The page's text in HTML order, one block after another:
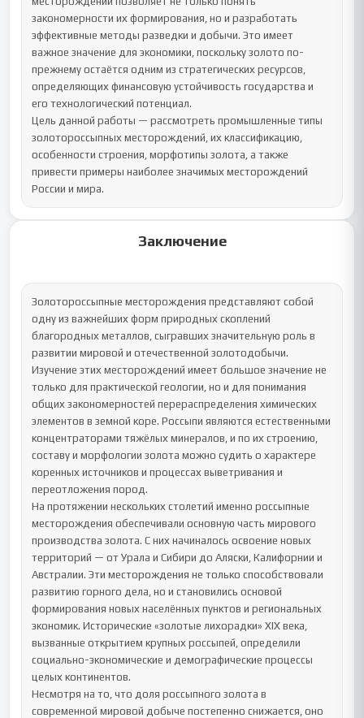
закономерности их формирования, но и разработать
эффективные методы разведки и добычи. Это имеет
важное значение для экономики, поскольку золото по-
прежнему остаётся одним из стратегических ресурсов,
определяющих финансовую устойчивость государства и
его технологический потенциал.
Цель данной работы — рассмотреть промышленные типы
золотороссыпных месторождений, их классификацию,
особенности строения, морфотипы золота, а также
привести примеры наиболее значимых месторождений
России и мира.
Заключение
Золотороссыпные месторождения представляют собой
одну из важнейших форм природных скоплений
благородных металлов, сыгравших значительную роль в
развитии мировой и отечественной золотодобычи.
Изучение этих месторождений имеет большое значение не
только для практической геологии, но и для понимания
общих закономерностей перераспределения химических
элементов в земной коре. Россыпи являются естественными
концентраторами тяжёлых минералов, и по их строению,
составу и морфологии золота можно судить о характере
коренных источников и процессах выветривания и
переотложения пород.
На протяжении нескольких столетий именно россыпные
месторождения обеспечивали основную часть мирового
производства золота. С них начиналось освоение новых
территорий — от Урала и Сибири до Аляски, Калифорнии и
Австралии. Эти месторождения не только способствовали
развитию горного дела, но и становились основой
формирования новых населённых пунктов и региональных
экономик. Исторические «золотые лихорадки» XIX века,
вызванные открытием крупных россыпей, определили
социально-экономические и демографические процессы
целых континентов.
Несмотря на то, что доля россыпного золота в
современной мировой добыче постепенно снижается, оно